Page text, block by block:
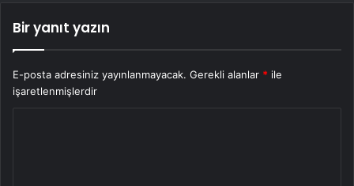
Bir yanıt yazın
E-posta adresiniz yayınlanmayacak. Gerekli alanlar * ile
işaretlenmişlerdir